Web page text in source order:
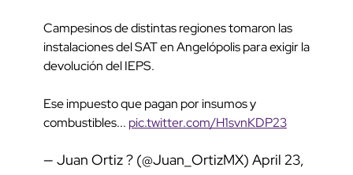
Campesinos de distintas regiones tomaron las
instalaciones del SAT en Angelópolis para exigir la
devolución del IEPS.
Ese impuesto que pagan por insumos y
combustibles... pic.twitter.com/H1svnKDP23
— Juan Ortiz ? (@Juan_OrtizMX) April 23,